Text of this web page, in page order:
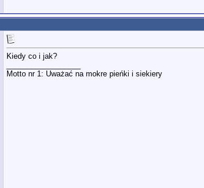
Kiedy co i jak?
Motto nr 1: Uważać na mokre pieńki i siekiery